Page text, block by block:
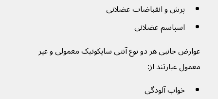
پرش و انقباضات عضلانی
اسپاسم عضلانی
عوارض جانبی هر دو نوع آنتی سایکوتیک معمولی و غیر
معمول عبارتند از:
خواب آلودگی